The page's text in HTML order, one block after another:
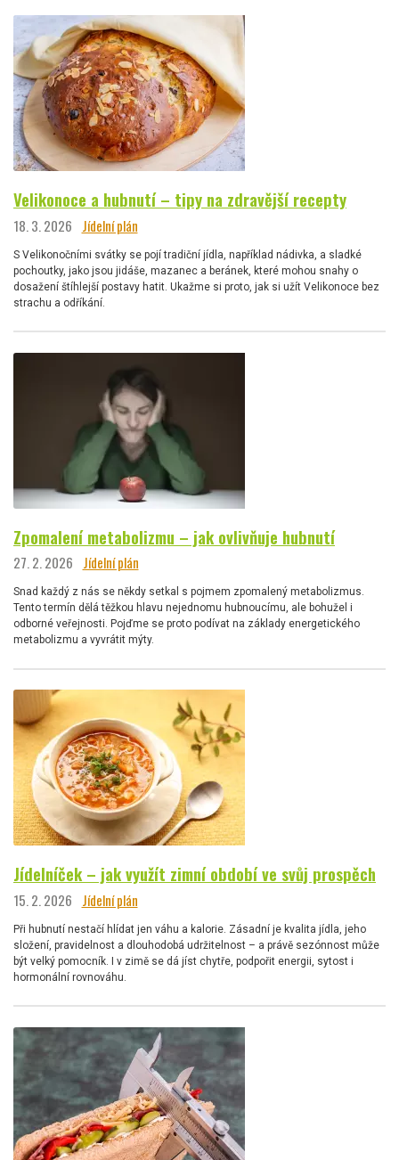
Velikonoce a hubnutí – tipy na zdravější recepty
18. 3. 2026 Jídelní plán
S Velikonočními svátky se pojí tradiční jídla, například nádivka, a sladké
pochoutky, jako jsou jidáše, mazanec a beránek, které mohou snahy o
dosažení štíhlejší postavy hatit. Ukažme si proto, jak si užít Velikonoce bez
strachu a odříkání.
Zpomalení metabolizmu – jak ovlivňuje hubnutí
27. 2. 2026 Jídelní plán
Snad každý z nás se někdy setkal s pojmem zpomalený metabolizmus.
Tento termín dělá těžkou hlavu nejednomu hubnoucímu, ale bohužel i
odborné veřejnosti. Pojďme se proto podívat na základy energetického
metabolizmu a vyvrátit mýty.
Jídelníček – jak využít zimní období ve svůj prospěch
15. 2. 2026 Jídelní plán
Při hubnutí nestačí hlídat jen váhu a kalorie. Zásadní je kvalita jídla, jeho
složení, pravidelnost a dlouhodobá udržitelnost – a právě sezónnost může
být velký pomocník. I v zimě se dá jíst chytře, podpořit energii, sytost i
hormonální rovnováhu.